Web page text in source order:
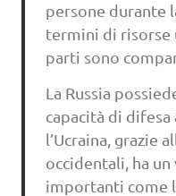
persone durante
termini di risorse
parti sono
La Russia
capacità di
l’Ucraina, grazie
occidentali, ha
importanti come